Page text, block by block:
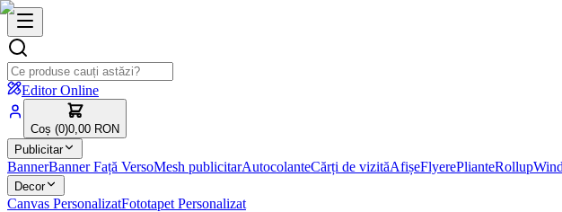
Editor Online
Coș (0)0,00 RON
Publicitar
BannerBanner Față VersoMesh publicitarAutocolanteCărți de vizităAfișeFlyerePlianteRollup
Decor
Canvas PersonalizatFototapet Personalizat